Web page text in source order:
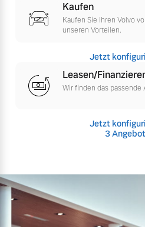
Kaufen
Kaufen Sie Ihren Volvo
unseren Vorteilen.
Jetzt
Leasen/
Wir finden das
Jetzt
3